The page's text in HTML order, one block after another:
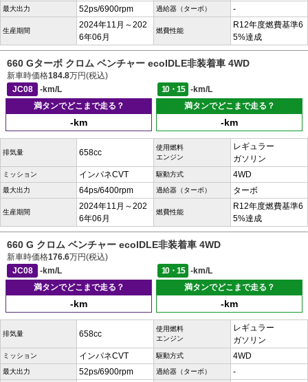
最大出力 52ps/6900rpm 過給器（ターボ） -
生産期間
2024年11月～202
6年06月
燃費性能
R12年度燃費基準6
5%達成
660 Gターボ クロム ベンチャー ecoIDLE非装着車 4WD
新車時価格184.8万円(税込)
JC08
-km/L 10・15
-km/L
満タンでどこまで走る？
-km
満タンでどこまで走る？
-km
排気量 658cc
使用燃料
エンジン
レギュラー
ガソリン
ミッション インパネCVT 駆動方式 4WD
最大出力 64ps/6400rpm 過給器（ターボ） ターボ
生産期間
2024年11月～202
6年06月
燃費性能
R12年度燃費基準6
5%達成
660 G クロム ベンチャー ecoIDLE非装着車 4WD
新車時価格176.6万円(税込)
JC08
-km/L 10・15
-km/L
満タンでどこまで走る？
-km
満タンでどこまで走る？
-km
排気量 658cc
使用燃料
エンジン
レギュラー
ガソリン
ミッション インパネCVT 駆動方式 4WD
最大出力 52ps/6900rpm 過給器（ターボ） -